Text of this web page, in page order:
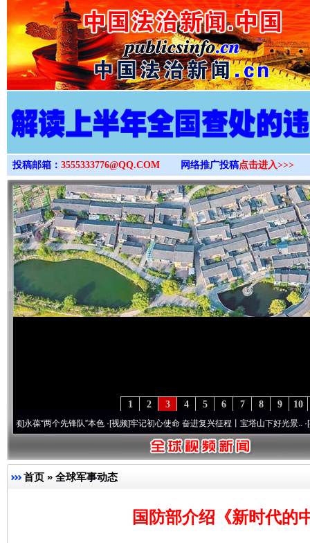
>
投稿邮箱： 3555333776@QQ.COM 网络推广投稿点击进入>>>
10
9
8
7
6
5
4
3
2
1
两个先锋队”本色·[视频]牢记初心使命 奋进复兴征程丨宝塔山下好光景..·[视频]因党
首页 » 全球军事动态
国防部介绍《新时代的